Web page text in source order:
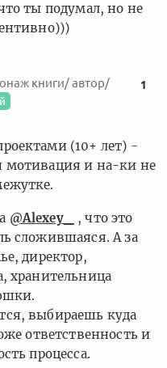
ты подумал, но не
книги/ автор/
1
(10+ лет) -
мотивация и на-ки не
@Alexey_
, что это
сложившаяся. А за
директор,
хранительница
выбираешь куда
ответственность и
процесса.